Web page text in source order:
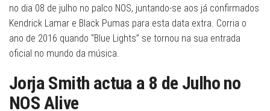
no dia 08 de julho no palco NOS, juntando-se aos já confirmados
Kendrick Lamar e Black Pumas para esta data extra. Corria o
ano de 2016 quando “Blue Lights” se tornou na sua entrada
oficial no mundo da música.
Jorja Smith actua a 8 de Julho no
NOS Alive